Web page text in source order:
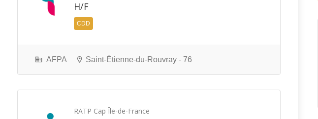
H/F
CDD
AFPA Saint-Étienne-du-Rouvray - 76
RATP Cap Île-de-France